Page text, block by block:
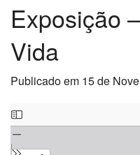
Exposição
Vida
Publicado em 15 de
Skip
to
PDF